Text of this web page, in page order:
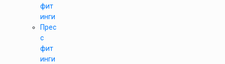
фит
инги
Прес
с
фит
инги